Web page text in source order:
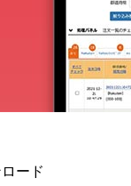
ード